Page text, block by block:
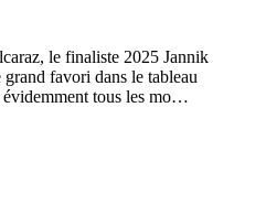
le finaliste 2025 Jannik
favori dans le tableau
tous les mo…